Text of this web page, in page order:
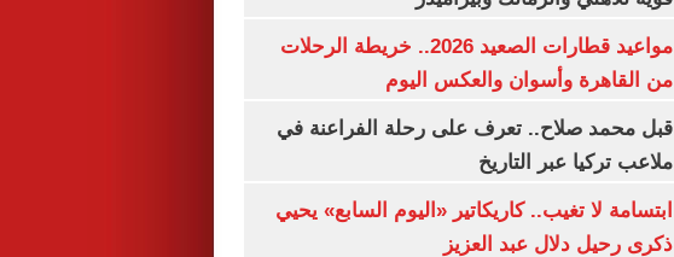
مواعيد قطارات الصعيد 2026.. خريطة الرحلات
من القاهرة وأسوان والعكس اليوم
قبل محمد صلاح.. تعرف على رحلة الفراعنة في
ملاعب تركيا عبر التاريخ
ابتسامة لا تغيب.. كاريكاتير «اليوم السابع» يحيي
ذكرى رحيل دلال عبد العزيز